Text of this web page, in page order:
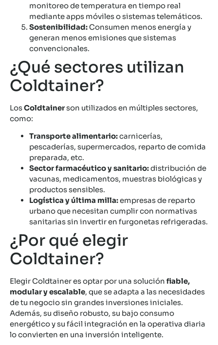
monitoreo de temperatura en tiempo real
mediante apps móviles o sistemas telemáticos.
Sostenibilidad:Consumen menos energía y
generan menos emisiones que sistemas
convencionales.
¿Qué sectores utilizan
Coldtainer?
LosColdtainerson utilizados en múltiples sectores,
como:
Transporte alimentario:carnicerías,
pescaderías, supermercados, reparto de comida
preparada, etc.
Sector farmacéutico y sanitario:distribución de
vacunas, medicamentos, muestras biológicas y
productos sensibles.
Logística y última milla:empresas de reparto
urbano que necesitan cumplir con normativas
sanitarias sin invertir en furgonetas refrigeradas.
¿Por qué elegir
Coldtainer?
Elegir Coldtainer es optar por una solución fiable,
modular y escalable, que se adapta a las necesidades
de tu negocio sin grandes inversiones iniciales.
Además, su diseño robusto, su bajo consumo
energético y su fácil integración en la operativa diaria
lo convierten en una inversión inteligente.